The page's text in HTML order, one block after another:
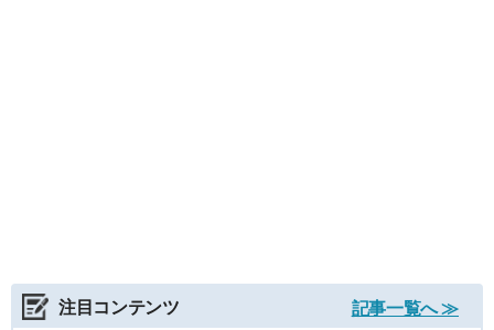
注目コンテンツ
記事一覧へ ≫